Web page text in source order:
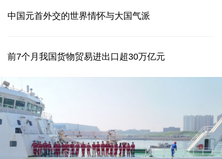
中国元首外交的世界情怀与大国气派
前7个月我国货物贸易进出口超30万亿元